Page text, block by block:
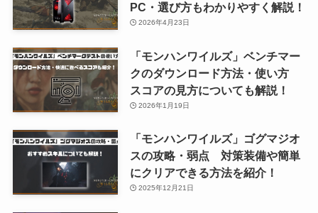
PC・選び方もわかりやすく解説！
2026年4月23日
「モンハンワイルズ」ベンチマー
クのダウンロード方法・使い方
スコアの見方についても解説！
2026年1月19日
「モンハンワイルズ」ゴグマジオ
スの攻略・弱点 対策装備や簡単
にクリアできる方法を紹介！
2025年12月21日